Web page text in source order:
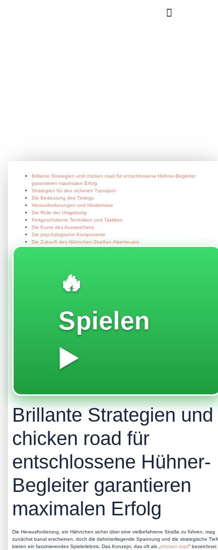
Brillante Strategien und chicken road für entschlossene Hühner-Begleiter
garantieren maximalen Erfolg
Strategien für den sicheren Transport
Die Bedeutung des Timings
Herausforderungen und Hindernisse
Die Rolle der Umgebung
Fortgeschrittene Techniken und Taktiken
Die Kunst des Ausweichens
Die psychologische Komponente
Die Zukunft des Hähnchen-Straßen-Abenteuers
🔥
Spielen
▶️
Brillante Strategien und
chicken road für
entschlossene Hühner-
Begleiter garantieren
maximalen Erfolg
Die Herausforderung, ein Hähnchen sicher über eine vielbefahrene Straße zu führen, mag
zunächst banal erscheinen, doch die dahinterliegende Spannung und die strategische
bieten ein faszinierendes Spielerlebnis. Das Konzept, das oft als „ chicken road“ bezeichnet